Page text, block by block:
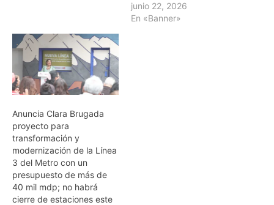
junio 22, 2026
En «Banner»
Anuncia Clara Brugada
proyecto para
transformación y
modernización de la Línea
3 del Metro con un
presupuesto de más de
40 mil mdp; no habrá
cierre de estaciones este